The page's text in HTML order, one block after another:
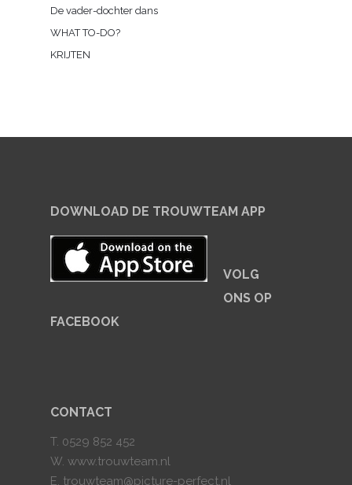
De vader-dochter dans
WHAT TO-DO?
KRIJTEN
DOWNLOAD DE TROUWTEAM APP
VOLG
ONS OP
FACEBOOK
CONTACT
T. 0529 852 452
W. www.trouwteam.nl
E. trouwteam@picture-perfect.nl